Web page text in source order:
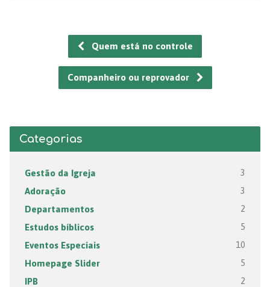
Quem está no controle
Companheiro ou reprovador
Categorias
Gestão da Igreja 3
Adoração 3
Departamentos 2
Estudos bíblicos 5
Eventos Especiais 10
Homepage Slider 5
IPB 2